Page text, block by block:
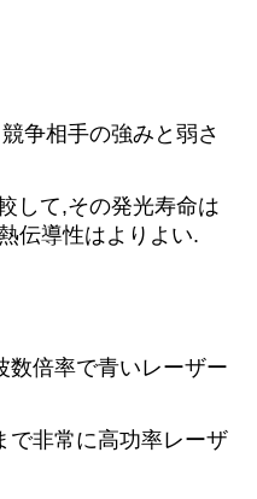
争相手の強みと弱さ
して,その発光寿命は
伝導性はよりよい.
数倍率で青いレーザー
で非常に高功率レーザ